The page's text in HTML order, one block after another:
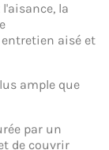
la
aisé et
ample que
par un
de couvrir